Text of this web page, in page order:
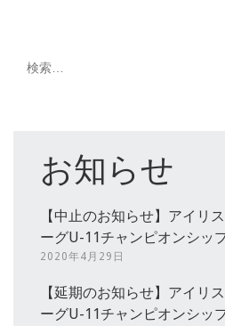
お知らせ
【中止のお知らせ】アイリ
ーグU-11チャンピオンシッ
2020年4月29日
【延期のお知らせ】アイリ
ーグU-11チャンピオンシッ